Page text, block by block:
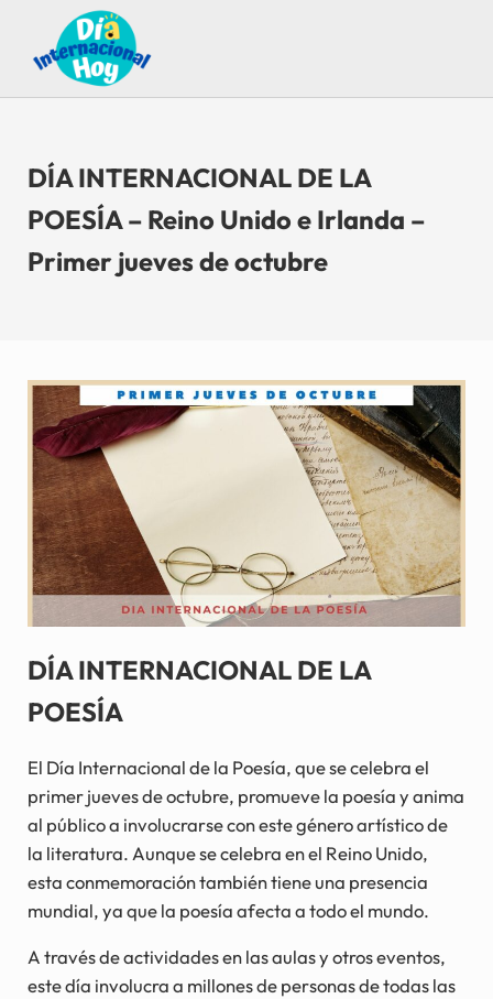
Saltar al contenido principal
Skip to after header navigation
Skip to site footer
Día Internacional Hoy
Guía para saber qué día internacional es hoy
DÍA INTERNACIONAL DE LA
POESÍA – Reino Unido e Irlanda –
Primer jueves de octubre
DÍA INTERNACIONAL DE LA
POESÍA
El Día Internacional de la Poesía, que se celebra el
primer jueves de octubre, promueve la poesía y anima
al público a involucrarse con este género artístico de
la literatura. Aunque se celebra en el Reino Unido,
esta conmemoración también tiene una presencia
mundial, ya que la poesía afecta a todo el mundo.
A través de actividades en las aulas y otros eventos,
este día involucra a millones de personas de todas las